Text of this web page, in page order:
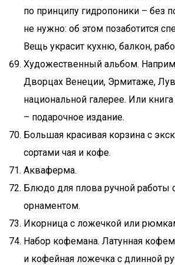
по принципу гидропоники – без
не нужно: об этом позаботится
Вещь украсит кухню, балкон,
Художественный альбом.
Дворцах Венеции, Эрмитаже,
национальной галерее. Или
– подарочное издание.
Большая красивая корзина с
сортами чая и кофе.
Акваферма.
Блюдо для плова ручной работы
орнаментом.
Икорница с ложечкой или
Набор кофемана. Латунная
и кофейная ложечка с длинной